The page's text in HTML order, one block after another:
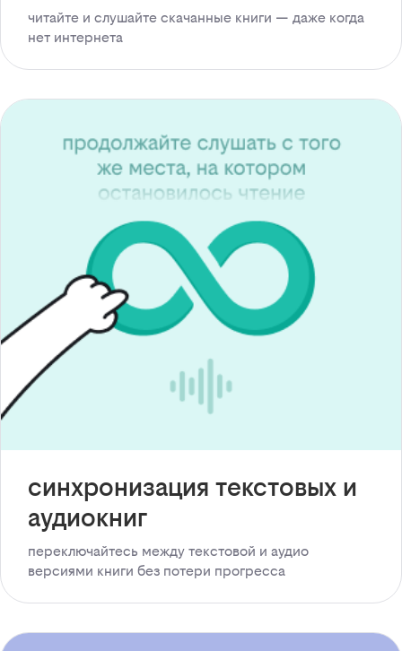
читайте и слушайте скачанные книги — даже когда
нет интернета
синхронизация текстовых и
аудиокниг
переключайтесь между текстовой и аудио
версиями книги без потери прогресса